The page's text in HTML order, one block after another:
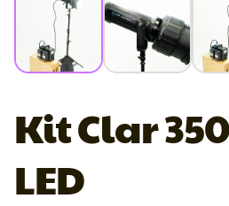
Kit Clar
LED